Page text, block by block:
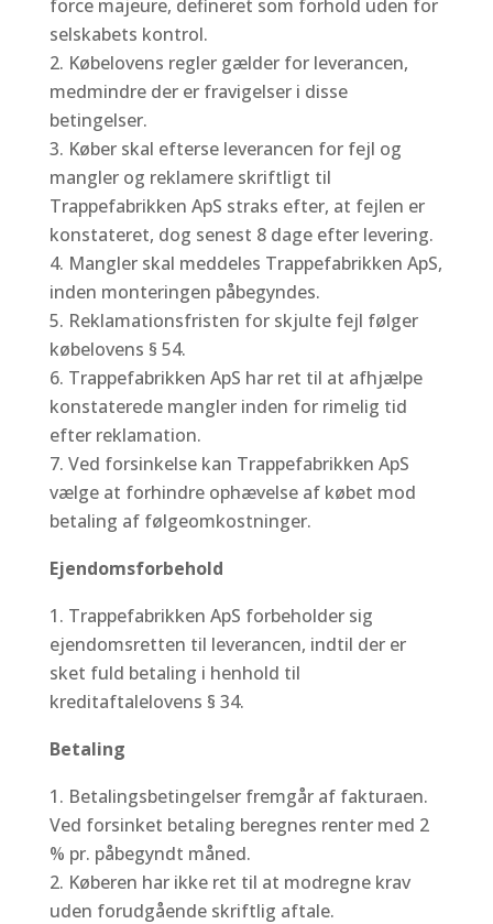
force majeure, defineret som forhold uden for
selskabets kontrol.
Købelovens regler gælder for leverancen,
medmindre der er fravigelser i disse
betingelser.
Køber skal efterse leverancen for fejl og
mangler og reklamere skriftligt til
Trappefabrikken ApS straks efter, at fejlen er
konstateret, dog senest 8 dage efter levering.
Mangler skal meddeles Trappefabrikken ApS,
inden monteringen påbegyndes.
Reklamationsfristen for skjulte fejl følger
købelovens § 54.
Trappefabrikken ApS har ret til at afhjælpe
konstaterede mangler inden for rimelig tid
efter reklamation.
Ved forsinkelse kan Trappefabrikken ApS
vælge at forhindre ophævelse af købet mod
betaling af følgeomkostninger.
Ejendomsforbehold
Trappefabrikken ApS forbeholder sig
ejendomsretten til leverancen, indtil der er
sket fuld betaling i henhold til
kreditaftalelovens § 34.
Betaling
Betalingsbetingelser fremgår af fakturaen.
Ved forsinket betaling beregnes renter med 2
% pr. påbegyndt måned.
Køberen har ikke ret til at modregne krav
uden forudgående skriftlig aftale.